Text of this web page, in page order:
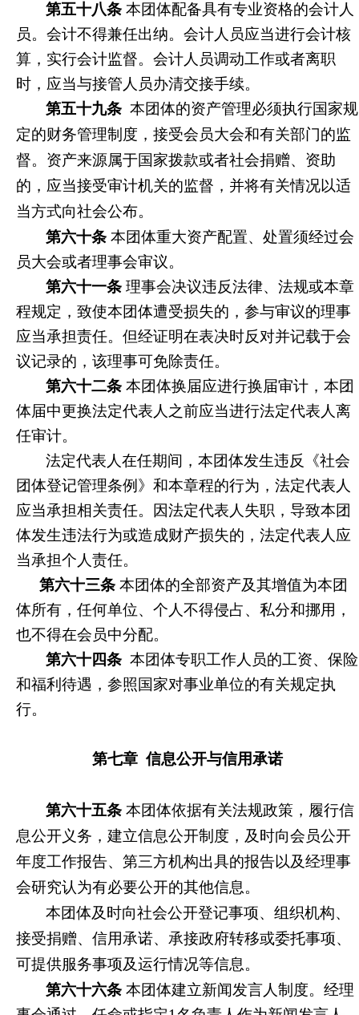
第五十八条 本团体配备具有专业资格的会计人
员。会计不得兼任出纳。会计人员应当进行会计核
算，实行会计监督。会计人员调动工作或者离职
时，应当与接管人员办清交接手续。
第五十九条 本团体的资产管理必须执行国家规
定的财务管理制度，接受会员大会和有关部门的监
督。资产来源属于国家拨款或者社会捐赠、资助
的，应当接受审计机关的监督，并将有关情况以适
当方式向社会公布。
第六十条 本团体重大资产配置、处置须经过会
员大会或者理事会审议。
第六十一条 理事会决议违反法律、法规或本章
程规定，致使本团体遭受损失的，参与审议的理事
应当承担责任。但经证明在表决时反对并记载于会
议记录的，该理事可免除责任。
第六十二条 本团体换届应进行换届审计，本团
体届中更换法定代表人之前应当进行法定代表人离
任审计。
法定代表人在任期间，本团体发生违反《社会
团体登记管理条例》和本章程的行为，法定代表人
应当承担相关责任。因法定代表人失职，导致本团
体发生违法行为或造成财产损失的，法定代表人应
当承担个人责任。
第六十三条 本团体的全部资产及其增值为本团
体所有，任何单位、个人不得侵占、私分和挪用，
也不得在会员中分配。
第六十四条 本团体专职工作人员的工资、保险
和福利待遇，参照国家对事业单位的有关规定执
行。
第七章 信息公开与信用承诺
第六十五条 本团体依据有关法规政策，履行信
息公开义务，建立信息公开制度，及时向会员公开
年度工作报告、第三方机构出具的报告以及经理事
会研究认为有必要公开的其他信息。
本团体及时向社会公开登记事项、组织机构、
接受捐赠、信用承诺、承接政府转移或委托事项、
可提供服务事项及运行情况等信息。
第六十六条 本团体建立新闻发言人制度。经理